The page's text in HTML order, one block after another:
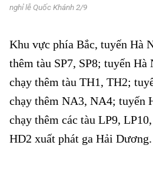
nghỉ lễ Quốc Khánh 2/9
Khu vực phía Bắc, tuyến Hà
thêm tàu SP7, SP8; tuyến Hà
chạy thêm tàu TH1, TH2;
chạy thêm NA3, NA4; tuyến
chạy thêm các tàu LP9,
HD2 xuất phát ga Hải Dương.